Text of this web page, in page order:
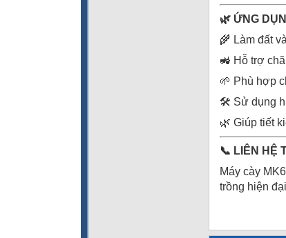
🌿 ỨNG
🌾 Làm đất
🚜 Hỗ trợ
🌱 Phù hợp
🛠️ Sử dụng
🌿 Giúp tiết
📞 LIÊN HỆ
Máy cày
trồng hiện